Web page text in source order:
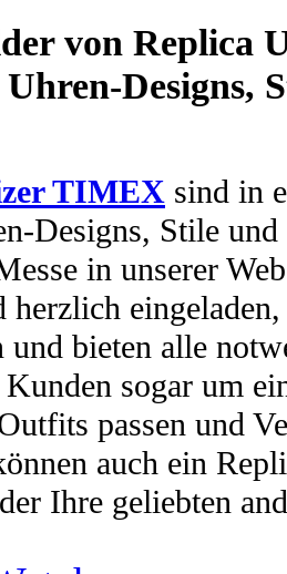
von Replica
Designs,
TIMEX sind in
Designs, Stile
in unserer
herzlich
bieten alle
sogar um
passen und
auch ein
Ihre geliebten